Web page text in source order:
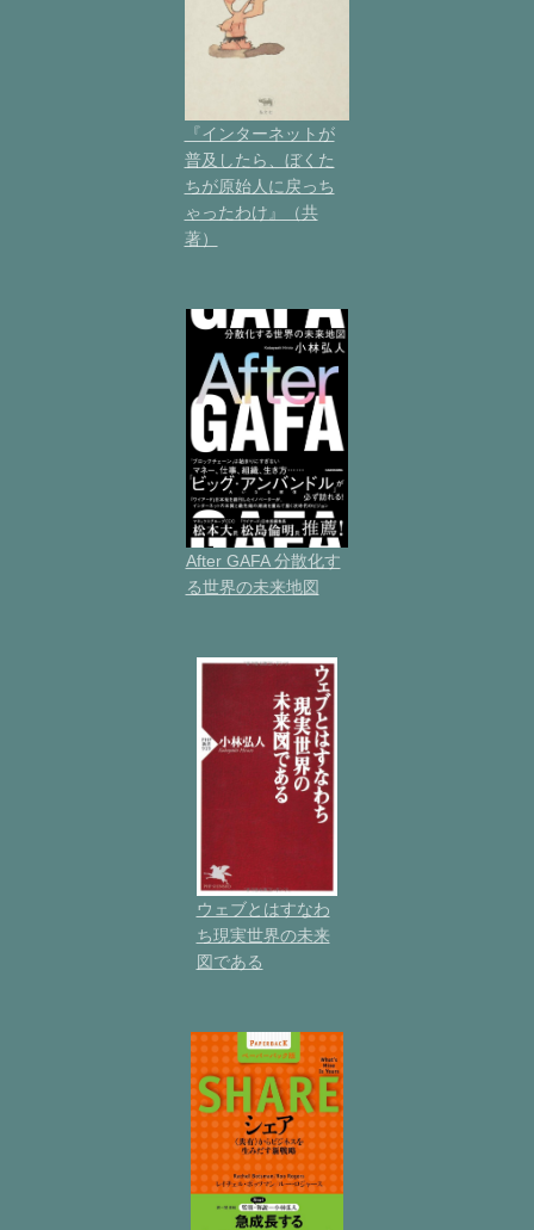
『インターネットが
普及したら、ぼくた
ちが原始人に戻っち
ゃったわけ』（共
著）
After GAFA 分散化す
る世界の未来地図
ウェブとはすなわ
ち現実世界の未来
図である